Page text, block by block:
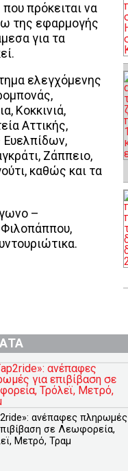
πρόκειται να
της εφαρμογής
για τα
ελεγχόμενης
Κοκκινιά,
Αττικής,
Ζάππειο,
καθώς και τα
–
ανέπαφες πληρωμές
σε Λεωφορεία,
Μετρό, Τραμ